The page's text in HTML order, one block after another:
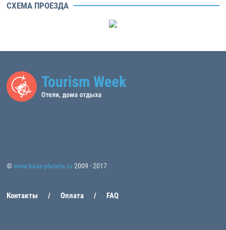
СХЕМА ПРОЕЗДА
©www.basa-planeta.ru 2009 - 2017
Контакты Оплата FAQ